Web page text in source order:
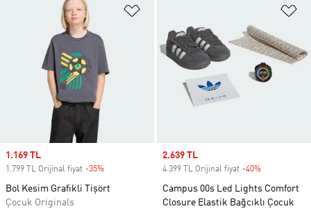
Sale price
1.169 TL
1.799 TL Orijinal fiyat -35%
Bol Kesim Grafikli Tişört
Çocuk Originals
Sale price
2.639 TL
4.399 TL Orijinal fiyat -40%
Campus 00s Led Lights Comfort
Closure Elastik Bağcıklı Çocuk